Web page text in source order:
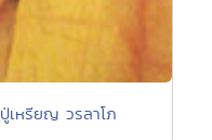
เหรียญ วรลาโภ